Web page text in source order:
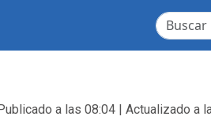
a las 08:04 | Actualizado a